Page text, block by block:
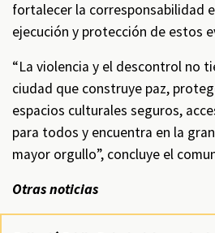
fortalecer la corresponsabilidad
ejecución y protección de estos
“La violencia y el descontrol no
ciudad que construye paz,
espacios culturales seguros,
para todos y encuentra en la
mayor orgullo”, concluye el
Otras noticias